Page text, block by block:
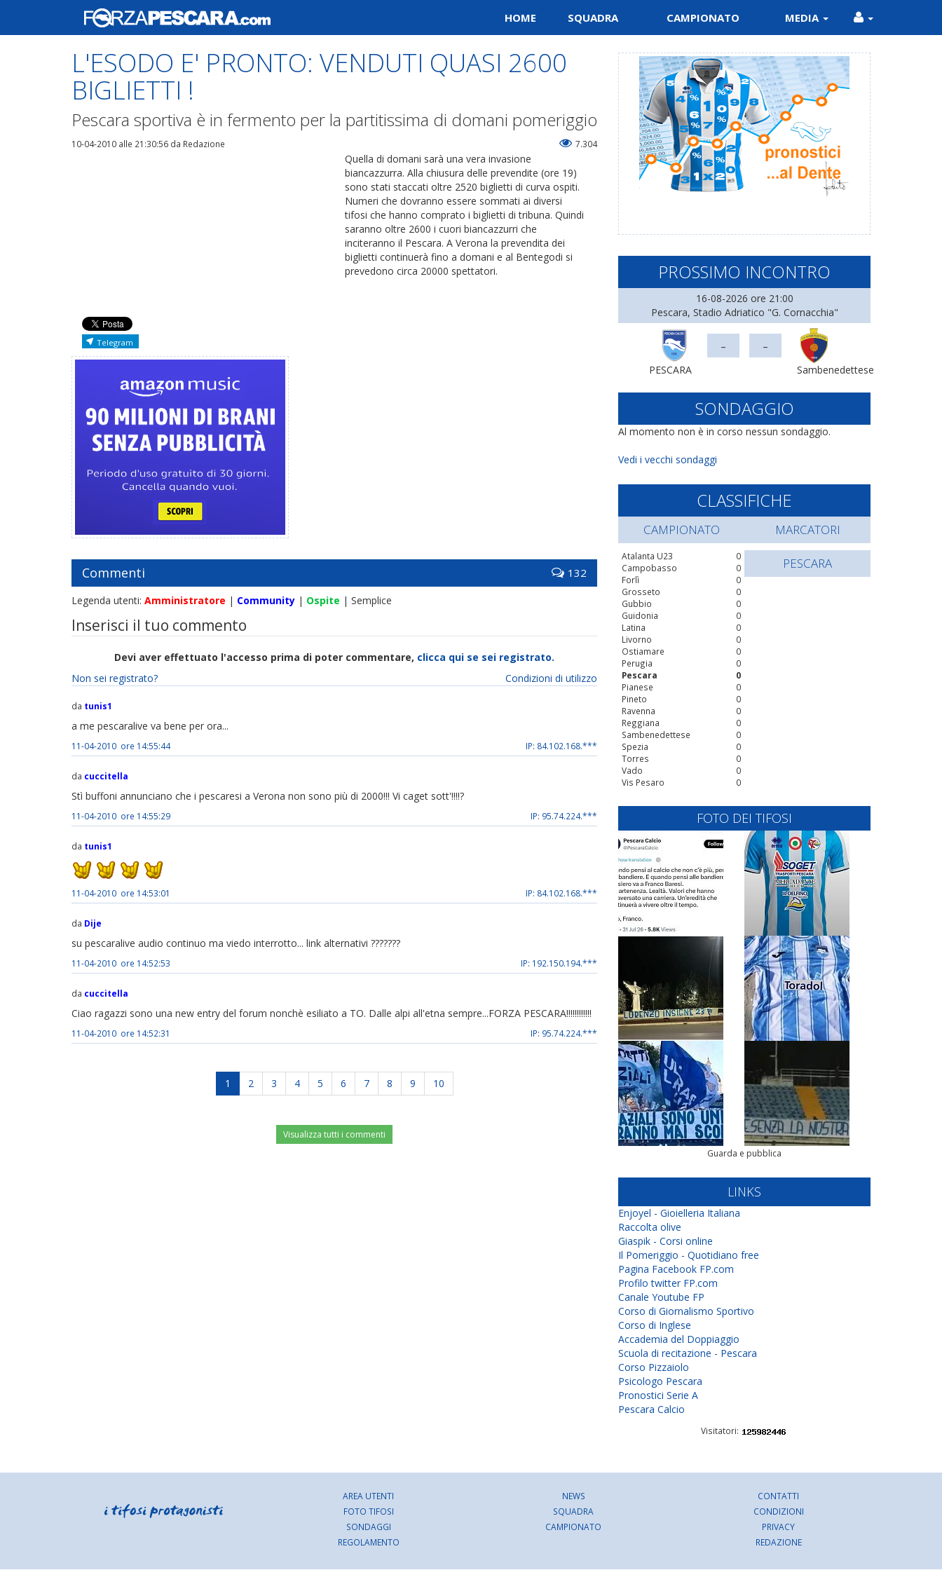
HOME SQUADRA CAMPIONATO MEDIA
L'ESODO E' PRONTO: VENDUTI QUASI 2600
BIGLIETTI !
Pescara sportiva è in fermento per la partitissima di domani pomeriggio
10-04-2010 alle 21:30:56 da Redazione 7.304
Quella di domani sarà una vera invasione
biancazzurra. Alla chiusura delle prevendite (ore 19)
sono stati staccati oltre 2520 biglietti di curva ospiti.
Numeri che dovranno essere sommati ai diversi
tifosi che hanno comprato i biglietti di tribuna. Quindi
saranno oltre 2600 i cuori biancazzurri che
inciteranno il Pescara. A Verona la prevendita dei
biglietti continuerà fino a domani e al Bentegodi si
prevedono circa 20000 spettatori.
Telegram
Commenti 132
Legenda utenti: Amministratore | Community | Ospite | Semplice
Inserisci il tuo commento
Devi aver effettuato l'accesso prima di poter commentare, clicca qui se sei registrato.
Condizioni di utilizzo
Non sei registrato?
da tunis1
a me pescaralive va bene per ora...
11-04-2010 ore 14:55:44 IP: 84.102.168.***
da cuccitella
Stì buffoni annunciano che i pescaresi a Verona non sono più di 2000!!! Vi caget sott'!!!!?
11-04-2010 ore 14:55:29 IP: 95.74.224.***
da tunis1
11-04-2010 ore 14:53:01 IP: 84.102.168.***
da Dije
su pescaralive audio continuo ma viedo interrotto... link alternativi ???????
11-04-2010 ore 14:52:53 IP: 192.150.194.***
da cuccitella
Ciao ragazzi sono una new entry del forum nonchè esiliato a TO. Dalle alpi all'etna sempre...FORZA PESCARA!!!!!!!!!!!!
11-04-2010 ore 14:52:31 IP: 95.74.224.***
1 2 3 4 5 6 7 8 9 10
Visualizza tutti i commenti
PROSSIMO INCONTRO
16-08-2026 ore 21:00
Pescara, Stadio Adriatico "G. Cornacchia"
PESCARA
- -
Sambenedettese
SONDAGGIO
Al momento non è in corso nessun sondaggio.
Vedi i vecchi sondaggi
CLASSIFICHE
CAMPIONATO
0
Atalanta U23
0
Campobasso
0
Forlì
0
Grosseto
0
Gubbio
0
Guidonia
0
Latina
0
Livorno
0
Ostiamare
0
Perugia
0
Pescara
0
Pianese
0
Pineto
0
Ravenna
0
Reggiana
0
Sambenedettese
0
Spezia
0
Torres
0
Vado
0
Vis Pesaro
MARCATORI
PESCARA
FOTO DEI TIFOSI
Guarda e pubblica
LINKS
Enjoyel - Gioielleria Italiana
Raccolta olive
Giaspik - Corsi online
Il Pomeriggio - Quotidiano free
Pagina Facebook FP.com
Profilo twitter FP.com
Canale Youtube FP
Corso di Giornalismo Sportivo
Corso di Inglese
Accademia del Doppiaggio
Scuola di recitazione - Pescara
Corso Pizzaiolo
Psicologo Pescara
Pronostici Serie A
Pescara Calcio
Visitatori:
AREA UTENTI
FOTO TIFOSI
SONDAGGI
REGOLAMENTO
NEWS
SQUADRA
CAMPIONATO
CONTATTI
CONDIZIONI
PRIVACY
REDAZIONE